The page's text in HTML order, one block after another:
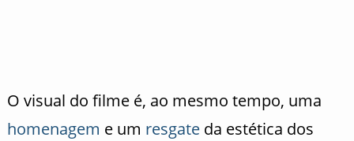
O visual do filme é, ao mesmo tempo, uma
homenagem e um resgateda estética dos